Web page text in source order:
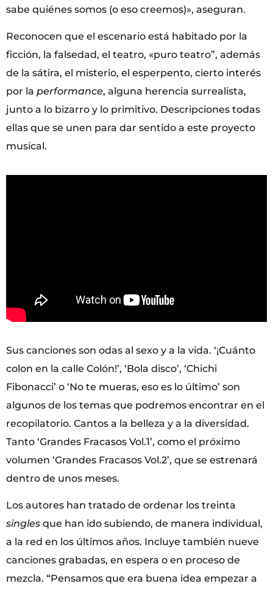
sabe quiénes somos (o eso creemos)», aseguran.
Reconocen que el escenario está habitado por la
ficción, la falsedad, el teatro, «puro teatro”, además
de la sátira, el misterio, el esperpento, cierto interés
por la performance, alguna herencia surrealista,
junto a lo bizarro y lo primitivo. Descripciones todas
ellas que se unen para dar sentido a este proyecto
musical.
Sus canciones son odas al sexo y a la vida. ‘¡Cuánto
colon en la calle Colón!’, ‘Bola disco’, ‘Chichi
Fibonacci’ o ‘No te mueras, eso es lo último’ son
algunos de los temas que podremos encontrar en el
recopilatorio. Cantos a la belleza y a la diversidad.
Tanto ‘Grandes Fracasos Vol.1’, como el próximo
volumen ‘Grandes Fracasos Vol.2’, que se estrenará
dentro de unos meses.
Los autores han tratado de ordenar los treinta
singles que han ido subiendo, de manera individual,
a la red en los últimos años. Incluye también nueve
canciones grabadas, en espera o en proceso de
mezcla. “Pensamos que era buena idea empezar a